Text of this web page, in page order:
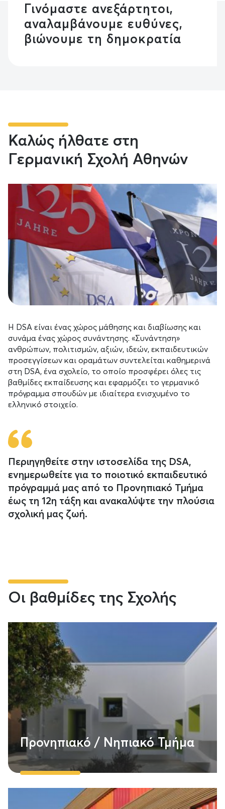
Ξεπερνάμε τους ορίζοντες,
γινόμαστε πολίτες του
κόσμου
Καλώς ήλθατε στη
Γερμανική Σχολή Αθηνών
Η DSA είναι ένας χώρος μάθησης και διαβίωσης και
συνάμα ένας χώρος συνάντησης. «Συνάντηση»
ανθρώπων, πολιτισμών, αξιών, ιδεών, εκπαιδευτικών
προσεγγίσεων και οραμάτων συντελείται καθημερινά
στη DSA, ένα σχολείο, το οποίο προσφέρει όλες τις
βαθμίδες εκπαίδευσης και εφαρμόζει το γερμανικό
πρόγραμμα σπουδών με ιδιαίτερα ενισχυμένο το
ελληνικό στοιχείο.
Περιηγηθείτε στην ιστοσελίδα της DSA,
ενημερωθείτε για το ποιοτικό εκπαιδευτικό
πρόγραμμά μας από το Προνηπιακό Τμήμα
έως τη 12η τάξη και ανακαλύψτε την πλούσια
σχολική μας ζωή.
Οι βαθμίδες της Σχολής
Προνηπιακό / Νηπιακό Τμήμα